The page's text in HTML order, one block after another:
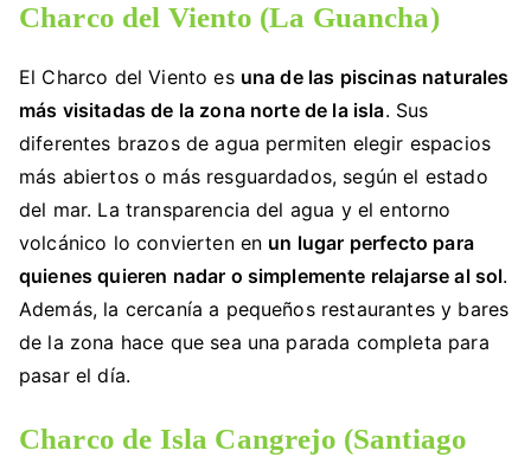
Charco del Viento (La Guancha)
El Charco del Viento es una de las piscinas naturales
más visitadas de la zona norte de la isla. Sus
diferentes brazos de agua permiten elegir espacios
más abiertos o más resguardados, según el estado
del mar. La transparencia del agua y el entorno
volcánico lo convierten en un lugar perfecto para
quienes quieren nadar o simplemente relajarse al sol.
Además, la cercanía a pequeños restaurantes y bares
de la zona hace que sea una parada completa para
pasar el día.
Charco de Isla Cangrejo (Santiago